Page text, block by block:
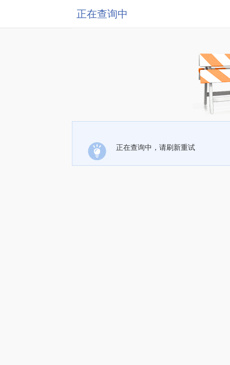
正在查询中
正在查询中，请刷新重试